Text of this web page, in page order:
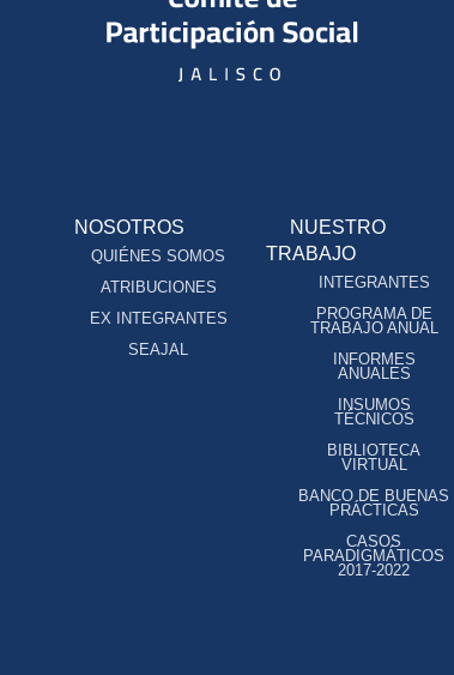
NOSOTROS
QUIÉNES SOMOS
ATRIBUCIONES
EX INTEGRANTES
SEAJAL
NUESTRO
TRABAJO
INTEGRANTES
PROGRAMA DE
TRABAJO ANUAL
INFORMES
ANUALES
INSUMOS
TÉCNICOS
BIBLIOTECA
VIRTUAL
BANCO DE BUENAS
PRÁCTICAS
CASOS
PARADIGMÁTICOS
2017-2022